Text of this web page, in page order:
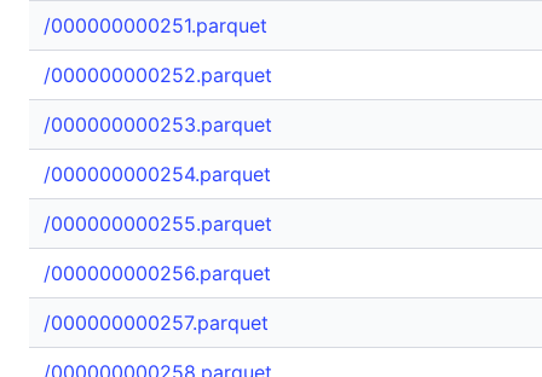
/000000000251.parquet
/000000000252.parquet
/000000000253.parquet
/000000000254.parquet
/000000000255.parquet
/000000000256.parquet
/000000000257.parquet
/000000000258.parquet